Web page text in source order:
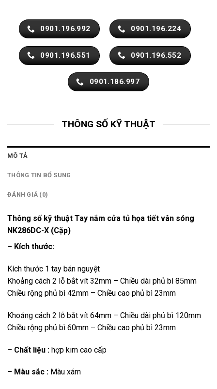
0901.196.992 0901.196.224
0901.196.551 0901.196.552
0901.186.997
THÔNG SỐ KỸ THUẬT
MÔ TẢ
THÔNG TIN BỔ SUNG
ĐÁNH GIÁ (0)
Thông số kỹ thuật Tay nắm cửa tủ họa tiết vân sóng
NK286DC-X (Cặp)
– Kích thước:
Kích thước 1 tay bán nguyệt
Khoảng cách 2 lỗ bắt vít 32mm – Chiều dài phủ bì 85mm
Chiều rộng phủ bì 42mm – Chiều cao phủ bì 23mm
Khoảng cách 2 lỗ bắt vít 64mm – Chiều dài phủ bì 120mm
Chiều rộng phủ bì 60mm – Chiều cao phủ bì 23mm
– Chất liệu : hợp kim cao cấp
– Màu sắc : Màu xám